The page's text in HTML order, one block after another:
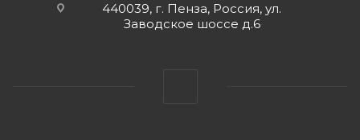
440039, г. Пенза, Россия, ул.
Заводское шоссе д.6